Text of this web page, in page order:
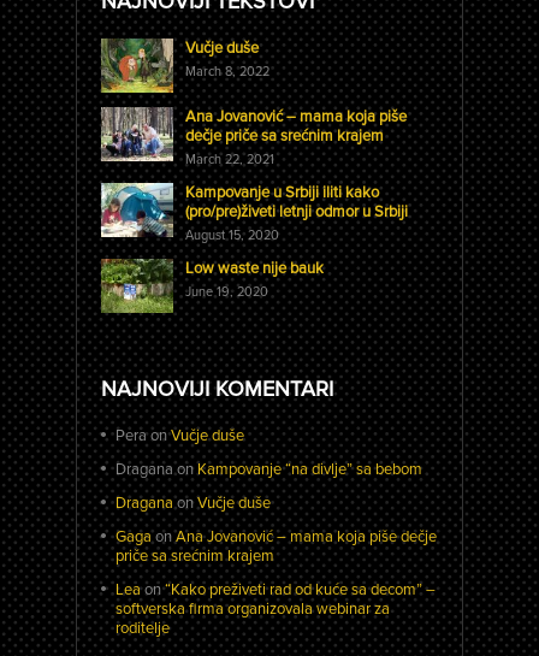
Vučje duše
March 8, 2022
Ana Jovanović – mama koja piše
dečje priče sa srećnim krajem
March 22, 2021
Kampovanje u Srbiji iliti kako
(pro/pre)živeti letnji odmor u Srbiji
August 15, 2020
Low waste nije bauk
June 19, 2020
NAJNOVIJI KOMENTARI
PeraonVučje duše
DraganaonKampovanje “na divlje” sa bebom
DraganaonVučje duše
GagaonAna Jovanović – mama koja piše dečje
priče sa srećnim krajem
Leaon“Kako preživeti rad od kuće sa decom” –
softverska firma organizovala webinar za
roditelje